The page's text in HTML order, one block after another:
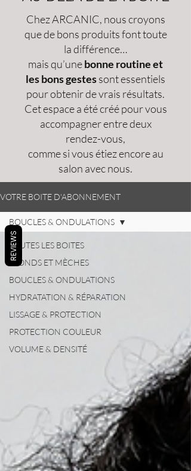
Chez ARCANIC, nous croyons
que de bons produits font toute
la différence…
mais qu’unebonne routine et
les bons gestessont essentiels
pour obtenir de vrais résultats.
Cet espace a été créé pour vous
accompagner entre deux
rendez-vous,
comme si vous étiez encore au
salon avec nous.
VOTRE BOITE D'ABONNEMENT
TOUTES LES BOITES
BLONDS ET MÈCHES
BOUCLES & ONDULATIONS
HYDRATATION & RÉPARATION
LISSAGE & PROTECTION
PROTECTION COULEUR
VOLUME & DENSITÉ
BOUCLES & ONDULATIONS
REVIEWS